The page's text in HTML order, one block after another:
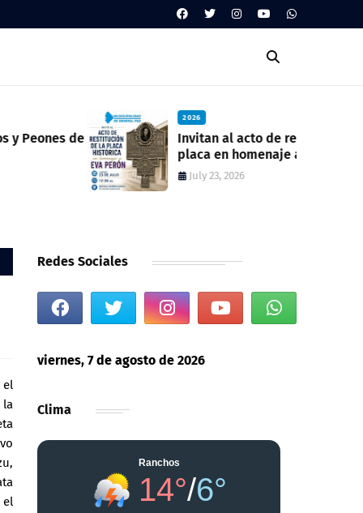
Invitan al acto de reposición de la
placa en homenaje a Eva Perón en la
ex estación del ferrocarril
July 23, 2026
el
la
el
Redes Sociales
viernes, 7 de agosto de 2026
Clima